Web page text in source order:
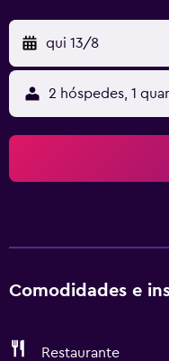
qui 13/8
2 hóspedes, 1
Comodidades e
Restaurante